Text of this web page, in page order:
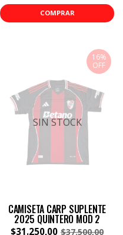
COMPRAR
16%
OFF
SIN STOCK
CAMISETA CARP SUPLENTE
2025 QUINTERO MOD 2
$31.250,00 $37.500,00